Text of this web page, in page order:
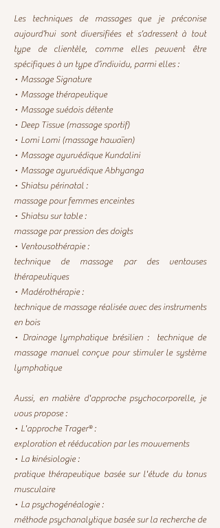
​​​Les techniques de massages que je préconise
aujourd’hui sont diversifiées et s’adressent à tout
type de clientèle, comme elles peuvent être
spécifiques à un type d’individu, parmi elles :
• Massage Signature
• Massage thérapeutique
• Massage suédois détente
• Deep Tissue (massage sportif)
• Lomi Lomi (massage hawaïen)
• Massage ayurvédique Kundalini
• Massage ayurvédique Abhyanga
• Shiatsu périnatal :
massage pour femmes enceintes
• Shiatsu sur table :
massage par pression des doigts
• Ventousothérapie :
technique de massage par des ventouses
thérapeutiques
• Madérothérapie :
technique de massage réalisée avec des instruments
en bois
• Drainage lymphatique brésilien : technique de
massage manuel conçue pour stimuler le système
lymphatique
Aussi, en matière d'approche psychocorporelle, je
vous propose :
• L'approche Trager® :
exploration et rééducation par les mouvements
• La kinésiologie :
pratique thérapeutique basée sur l'étude du tonus
musculaire
• La psychogénéalogie :
méthode psychanalytique basée sur la recherche de